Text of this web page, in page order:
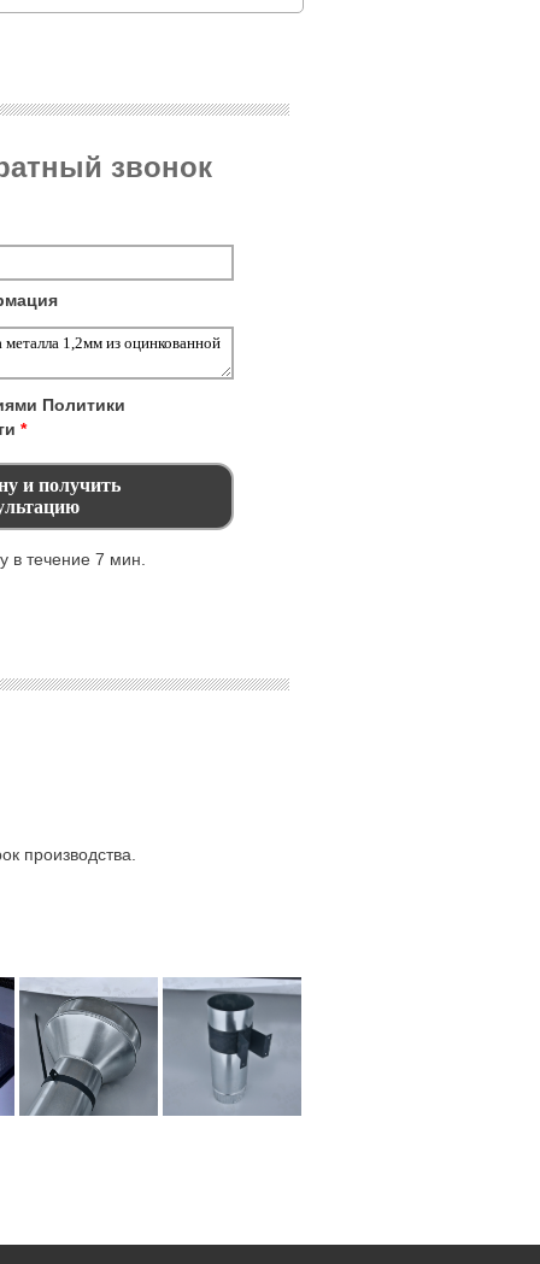
звонок
Политики
*
течение 7 мин.
производства.